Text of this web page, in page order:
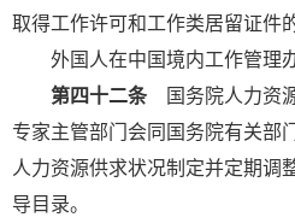
取得工作许可和工作类居留证件
外国人在中国境内工作管理办
第四十二条国务院人力资源
专家主管部门会同国务院有关部
人力资源供求状况制定并定期调
导目录。